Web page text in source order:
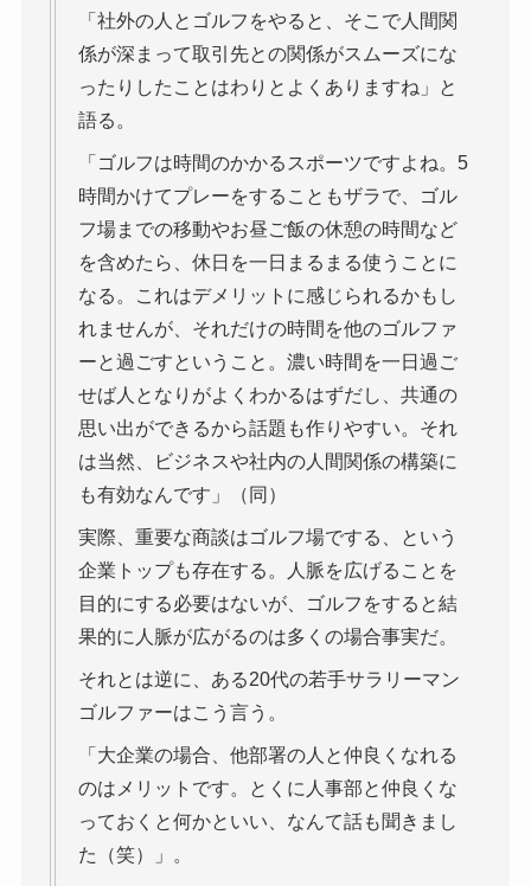
「社外の人とゴルフをやると、そこで人間関
係が深まって取引先との関係がスムーズにな
ったりしたことはわりとよくありますね」と
語る。
「ゴルフは時間のかかるスポーツですよね。5
時間かけてプレーをすることもザラで、ゴル
フ場までの移動やお昼ご飯の休憩の時間など
を含めたら、休日を一日まるまる使うことに
なる。これはデメリットに感じられるかもし
れませんが、それだけの時間を他のゴルファ
ーと過ごすということ。濃い時間を一日過ご
せば人となりがよくわかるはずだし、共通の
思い出ができるから話題も作りやすい。それ
は当然、ビジネスや社内の人間関係の構築に
も有効なんです」（同）
実際、重要な商談はゴルフ場でする、という
企業トップも存在する。人脈を広げることを
目的にする必要はないが、ゴルフをすると結
果的に人脈が広がるのは多くの場合事実だ。
それとは逆に、ある20代の若手サラリーマン
ゴルファーはこう言う。
「大企業の場合、他部署の人と仲良くなれる
のはメリットです。とくに人事部と仲良くな
っておくと何かといい、なんて話も聞きまし
た（笑）」。